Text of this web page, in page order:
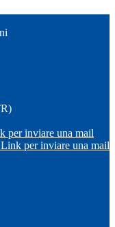
per inviare una mail
Link per inviare una mail